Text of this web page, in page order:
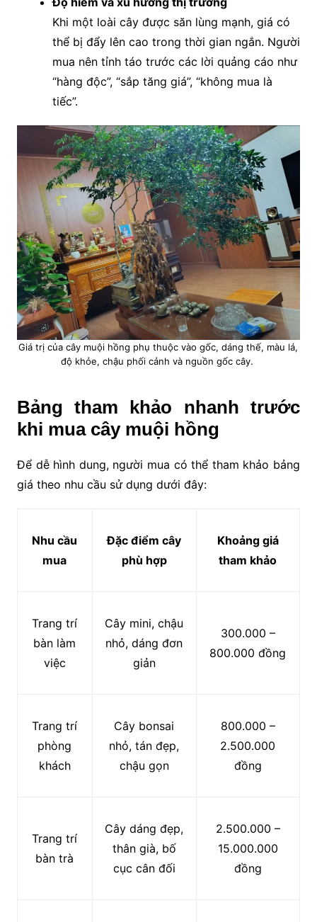
Khi một loài cây được săn lùng mạnh, giá có
thể bị đẩy lên cao trong thời gian ngắn. Người
mua nên tỉnh táo trước các lời quảng cáo như
“hàng độc”, “sắp tăng giá”, “không mua là
tiếc”.
Giá trị của cây muội hồng phụ thuộc vào gốc, dáng thế, màu lá,
độ khỏe, chậu phối cảnh và nguồn gốc cây.
Bảng tham khảo nhanh trước
khi mua cây muội hồng
Để dễ hình dung, người mua có thể tham khảo bảng
giá theo nhu cầu sử dụng dưới đây:
Nhu cầu
mua
Đặc điểm cây
phù hợp
Khoảng giá
tham khảo
Trang trí
bàn làm
việc
Cây mini, chậu
nhỏ, dáng đơn
giản
300.000 –
800.000 đồng
Trang trí
phòng
khách
Cây bonsai
nhỏ, tán đẹp,
chậu gọn
800.000 –
2.500.000
đồng
Trang trí
bàn trà
Cây dáng đẹp,
thân già, bố
cục cân đối
2.500.000 –
15.000.000
đồng